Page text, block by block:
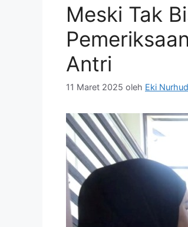
Meski Tak
Antri
11 Maret 2025 oleh Eki